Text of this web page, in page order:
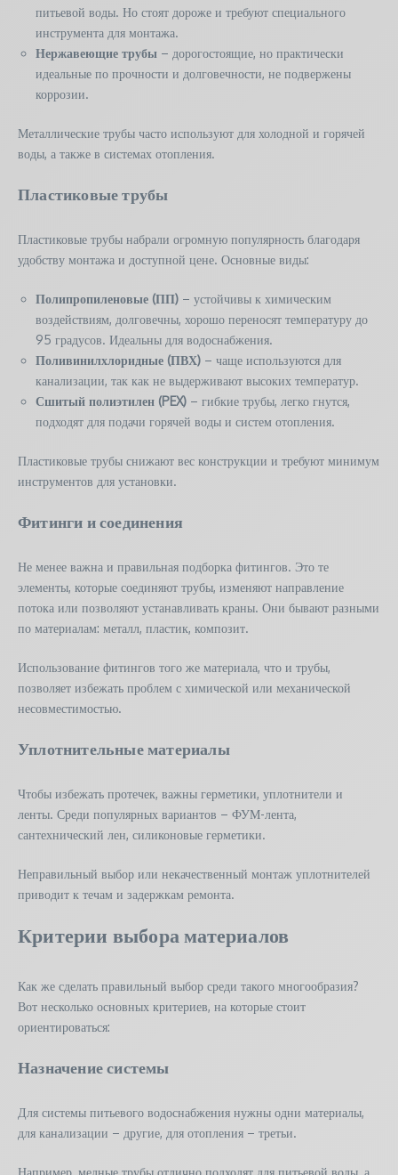
питьевой воды. Но стоят дороже и требуют специального
инструмента для монтажа.
Нержавеющие трубы – дорогостоящие, но практически
идеальные по прочности и долговечности, не подвержены
коррозии.
Металлические трубы часто используют для холодной и горячей
воды, а также в системах отопления.
Пластиковые трубы
Пластиковые трубы набрали огромную популярность благодаря
удобству монтажа и доступной цене. Основные виды:
Полипропиленовые (ПП) – устойчивы к химическим
воздействиям, долговечны, хорошо переносят температуру до
95 градусов. Идеальны для водоснабжения.
Поливинилхлоридные (ПВХ) – чаще используются для
канализации, так как не выдерживают высоких температур.
Сшитый полиэтилен (PEX) – гибкие трубы, легко гнутся,
подходят для подачи горячей воды и систем отопления.
Пластиковые трубы снижают вес конструкции и требуют минимум
инструментов для установки.
Фитинги и соединения
Не менее важна и правильная подборка фитингов. Это те
элементы, которые соединяют трубы, изменяют направление
потока или позволяют устанавливать краны. Они бывают разными
по материалам: металл, пластик, композит.
Использование фитингов того же материала, что и трубы,
позволяет избежать проблем с химической или механической
несовместимостью.
Уплотнительные материалы
Чтобы избежать протечек, важны герметики, уплотнители и
ленты. Среди популярных вариантов – ФУМ-лента,
сантехнический лен, силиконовые герметики.
Неправильный выбор или некачественный монтаж уплотнителей
приводит к течам и задержкам ремонта.
Критерии выбора материалов
Как же сделать правильный выбор среди такого многообразия?
Вот несколько основных критериев, на которые стоит
ориентироваться:
Назначение системы
Для системы питьевого водоснабжения нужны одни материалы,
для канализации – другие, для отопления – третьи.
Например, медные трубы отлично подходят для питьевой воды, а